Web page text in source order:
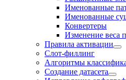
Именованные
Именованные
Конвертеры
Изменение веса
Правила активации
Слот-филлинг
Алгоритмы
Создание датасета